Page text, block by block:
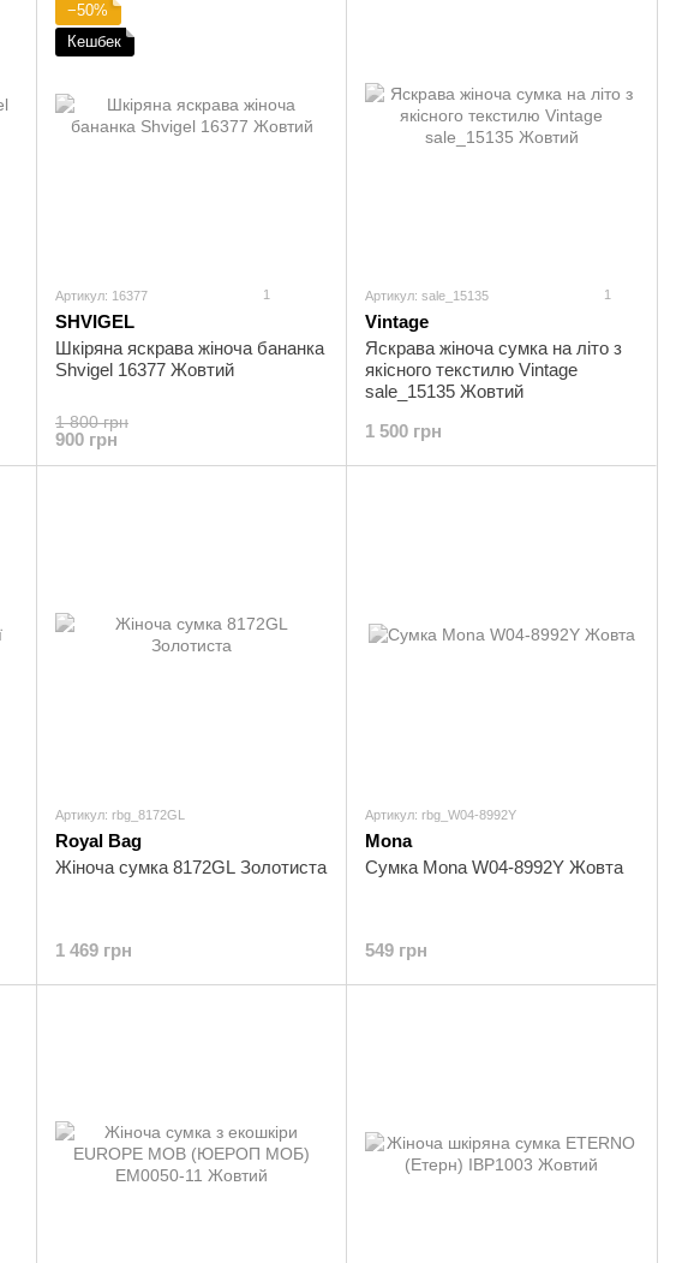
−50%
Кешбек
Артикул: 16377 1
SHVIGEL
Шкіряна яскрава жіноча бананка
Shvigel 16377 Жовтий
1 800 грн
900 грн
Артикул: sale_15135 1
Vintage
Яскрава жіноча сумка на літо з
якісного текстилю Vintage
sale_15135 Жовтий
1 500 грн
Артикул: rbg_8172GL
Royal Bag
Жіноча сумка 8172GL Золотиста
1 469 грн
Артикул: rbg_W04-8992Y
Mona
Сумка Mona W04-8992Y Жовта
549 грн